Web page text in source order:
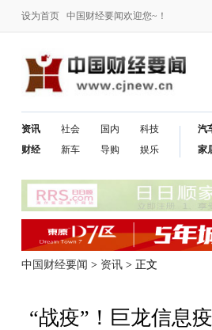
设为首页 中国财经要闻欢迎您~！
资讯
财经
社会
新车
国内
导购
科技
娱乐
汽
家
中国财经要闻 > 资讯 > 正文
“战疫”！巨龙信息